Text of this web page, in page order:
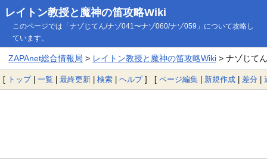
レイトン教授と魔神の笛攻略Wiki
このページでは「ナゾじてん/ナゾ041〜ナゾ060/ナゾ059」について攻略し
ています。
ZAPAnet総合情報局 > レイトン教授と魔神の笛攻略Wiki> ナゾじて
[ トップ| 一覧 | 最終更新 | 検索 | ヘルプ] [ ページ編集 | 新規作成 | 差分 |